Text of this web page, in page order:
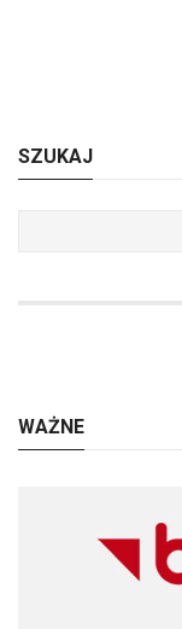
SZUKAJ
WAŻNE